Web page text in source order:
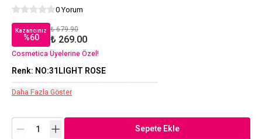
0 Yorum
Kazancınız
%60
₺ 679.90
₺ 269.00
Cosmetica Üyelerine Özel!
Renk: NO:31LIGHT ROSE
Daha Fazla Göster
Sepete Ekle